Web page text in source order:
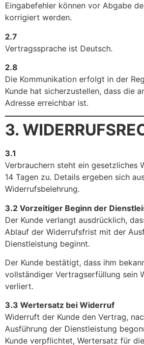
Eingabefehler können vor Abgabe
korrigiert werden.
2.7
Vertragssprache ist Deutsch.
2.8
Die Kommunikation erfolgt in der
Kunde hat sicherzustellen, dass die
Adresse erreichbar ist.
3.
3.1
Verbrauchern steht ein gesetzliches
14 Tagen zu. Details ergeben sich
Widerrufsbelehrung.
3.2 Vorzeitiger Beginn der
Der Kunde verlangt ausdrücklich,
Ablauf der Widerrufsfrist mit der
Dienstleistung beginnt.
Der Kunde bestätigt, dass ihm
vollständiger Vertragserfüllung sein
verliert.
3.3 Wertersatz bei Widerruf
Widerruft der Kunde den Vertrag,
Ausführung der Dienstleistung
Kunde verpflichtet, Wertersatz für